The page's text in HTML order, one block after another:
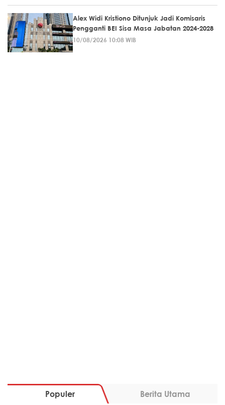
Alex Widi Kristiono Ditunjuk Jadi Komisaris
Pengganti BEI Sisa Masa Jabatan 2024-2028
10/08/2026 10:08 WIB
Populer Berita Utama